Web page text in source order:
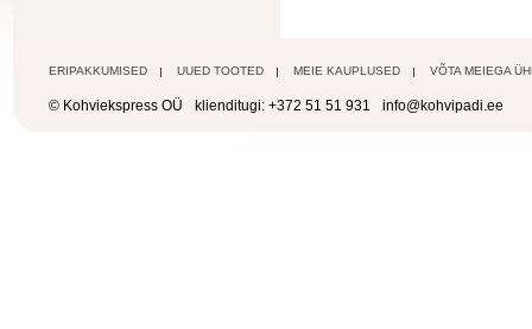
ERIPAKKUMISED UUED TOOTED MEIE KAUPLUSED VÕTA MEIEGA
© Kohviekspress OÜ klienditugi: +372 51 51 931 info@kohvipadi.ee